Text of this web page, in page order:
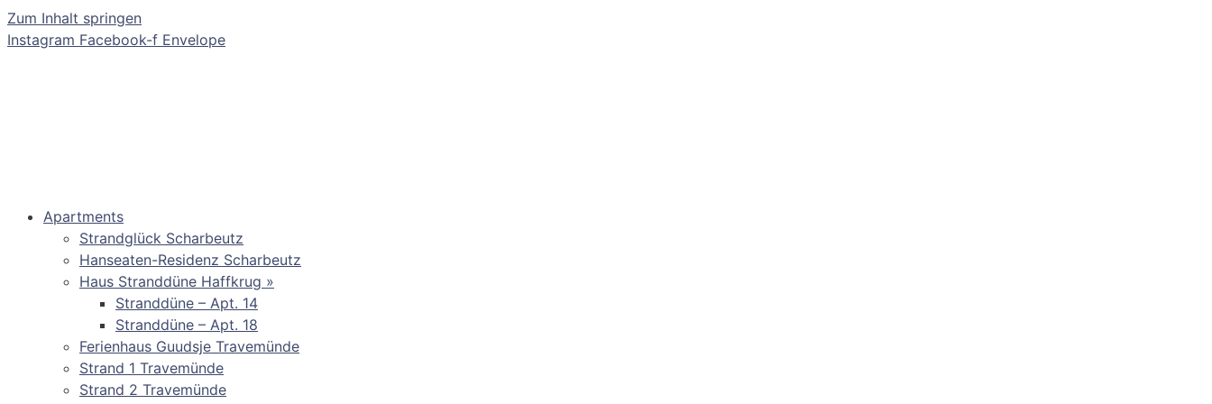
Zum Inhalt springen
Instagram Facebook-f Envelope
Apartments
Strandglück Scharbeutz
Hanseaten-Residenz Scharbeutz
Haus Stranddüne Haffkrug »
Stranddüne – Apt. 14
Stranddüne – Apt. 18
Ferienhaus Guudsje Travemünde
Strand 1 Travemünde
Strand 2 Travemünde